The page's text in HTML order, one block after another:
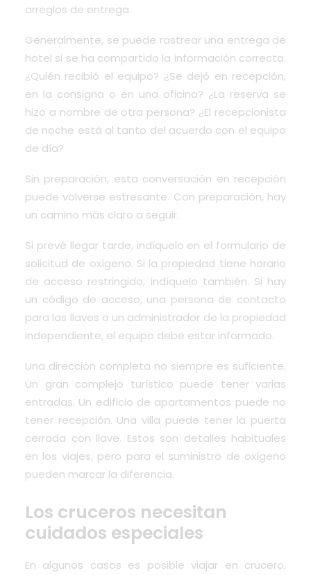
arreglos de entrega.
Generalmente, se puede rastrear una entrega de
hotel si se ha compartido la información correcta.
¿Quién recibió el equipo? ¿Se dejó en recepción,
en la consigna o en una oficina? ¿La reserva se
hizo a nombre de otra persona? ¿El recepcionista
de noche está al tanto del acuerdo con el equipo
de día?
Sin preparación, esta conversación en recepción
puede volverse estresante. Con preparación, hay
un camino más claro a seguir.
Si prevé llegar tarde, indíquelo en el formulario de
solicitud de oxígeno. Si la propiedad tiene horario
de acceso restringido, indíquelo también. Si hay
un código de acceso, una persona de contacto
para las llaves o un administrador de la propiedad
independiente, el equipo debe estar informado.
Una dirección completa no siempre es suficiente.
Un gran complejo turístico puede tener varias
entradas. Un edificio de apartamentos puede no
tener recepción. Una villa puede tener la puerta
cerrada con llave. Estos son detalles habituales
en los viajes, pero para el suministro de oxígeno
pueden marcar la diferencia.
Los cruceros necesitan
cuidados especiales
En algunos casos es posible viajar en crucero,